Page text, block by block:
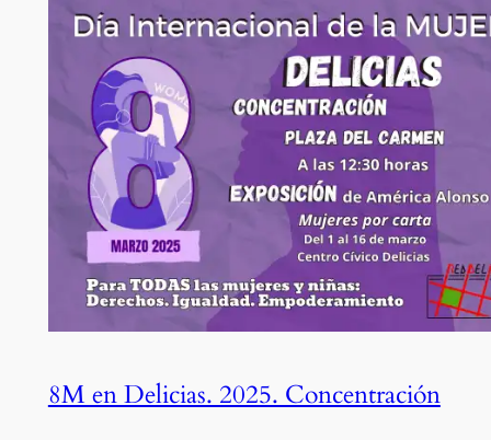
8M en Delicias. 2025. Concentración